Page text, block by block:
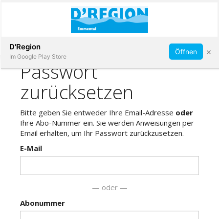
Immobilien
Veranstaltungen
Stellen
Abonnieren
D'Region
Im Google Play Store
Öffnen ×